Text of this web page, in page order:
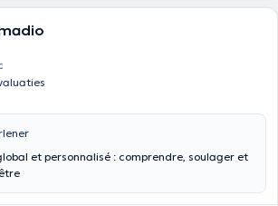
et personnalisé : comprendre, soulager et